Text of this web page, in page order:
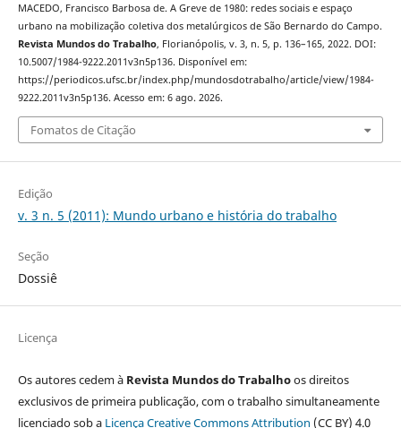
MACEDO, Francisco Barbosa de. A Greve de 1980: redes sociais e espaço
urbano na mobilização coletiva dos metalúrgicos de São Bernardo do Campo.
Revista Mundos do Trabalho, Florianópolis, v. 3, n. 5, p. 136–165, 2022. DOI:
10.5007/1984-9222.2011v3n5p136. Disponível em:
https://periodicos.ufsc.br/index.php/mundosdotrabalho/article/view/1984-
9222.2011v3n5p136. Acesso em: 6 ago. 2026.
Fomatos de Citação
Edição
v. 3 n. 5 (2011): Mundo urbano e história do trabalho
Seção
Dossiê
Licença
Os autores cedem à Revista Mundos do Trabalhoos direitos
exclusivos de primeira publicação, com o trabalho simultaneamente
licenciado sob a Licença Creative Commons Attribution (CC BY) 4.0